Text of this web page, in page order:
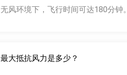
无风环境下，飞行时间可达180分钟。
最大抵抗风力是多少？